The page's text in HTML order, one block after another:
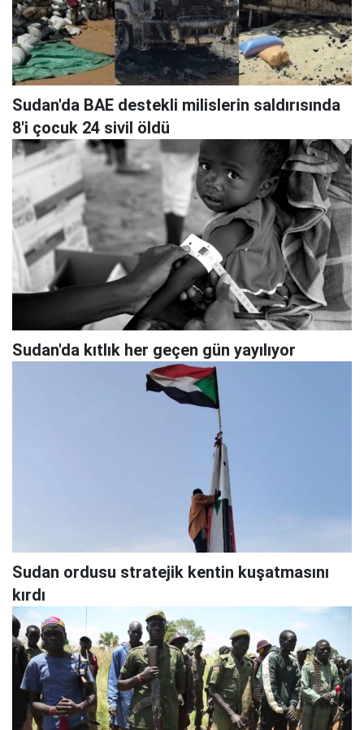
Sudan'da BAE destekli milislerin saldırısında
8'i çocuk 24 sivil öldü
Sudan'da kıtlık her geçen gün yayılıyor
Sudan ordusu stratejik kentin kuşatmasını
kırdı